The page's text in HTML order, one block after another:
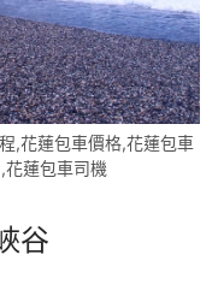
,花蓮包車價格,花蓮包車
蓮包車司機
谷